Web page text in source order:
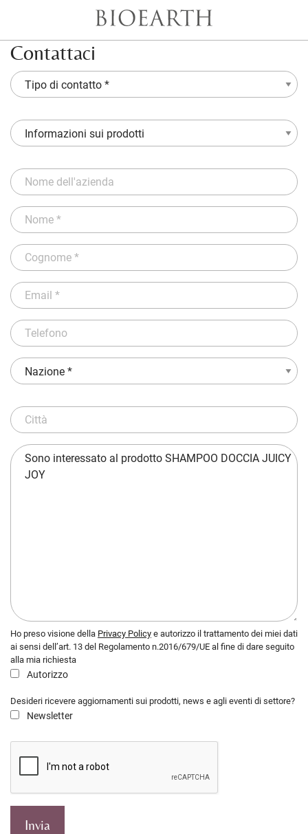
Contattaci
Ho preso visione della Privacy Policy e autorizzo il trattamento dei miei dati
ai sensi dell’art. 13 del Regolamento n.2016/679/UE al fine di dare seguito
alla mia richiesta
Autorizzo
Desideri ricevere aggiornamenti sui prodotti, news e agli eventi di settore?
Newsletter
Invia